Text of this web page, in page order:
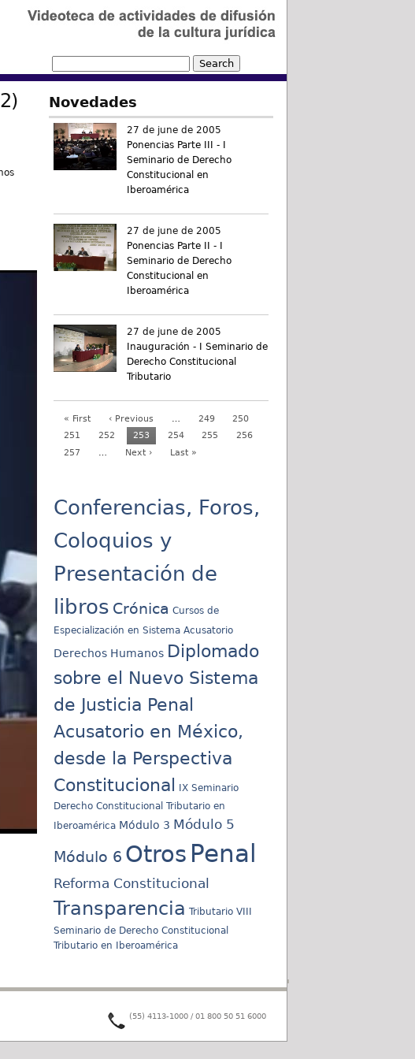
Novedades
27 de june de 2005
Ponencias Parte III - I
Seminario de Derecho
Constitucional en
Iberoamérica
27 de june de 2005
Ponencias Parte II - I
Seminario de Derecho
Constitucional en
Iberoamérica
27 de june de 2005
Inauguración - I Seminario de
Derecho Constitucional
Tributario
« First ‹ Previous … 249
250
251
252 253 254 255
256
257
… Next › Last »
Conferencias, Foros,
Coloquios y
Presentación de
libros Crónica Cursos de
Especialización en Sistema Acusatorio
Derechos Humanos Diplomado
sobre el Nuevo Sistema
de Justicia Penal
Acusatorio en México,
desde la Perspectiva
Constitucional
IX Seminario
Derecho Constitucional Tributario en
Iberoamérica Módulo 3 Módulo 5
Módulo 6 Otros Penal
Reforma Constitucional
Transparencia Tributario VIII
Seminario de Derecho Constitucional
Tributario en Iberoamérica
(55) 4113-1000 / 01 800 50 51 6000